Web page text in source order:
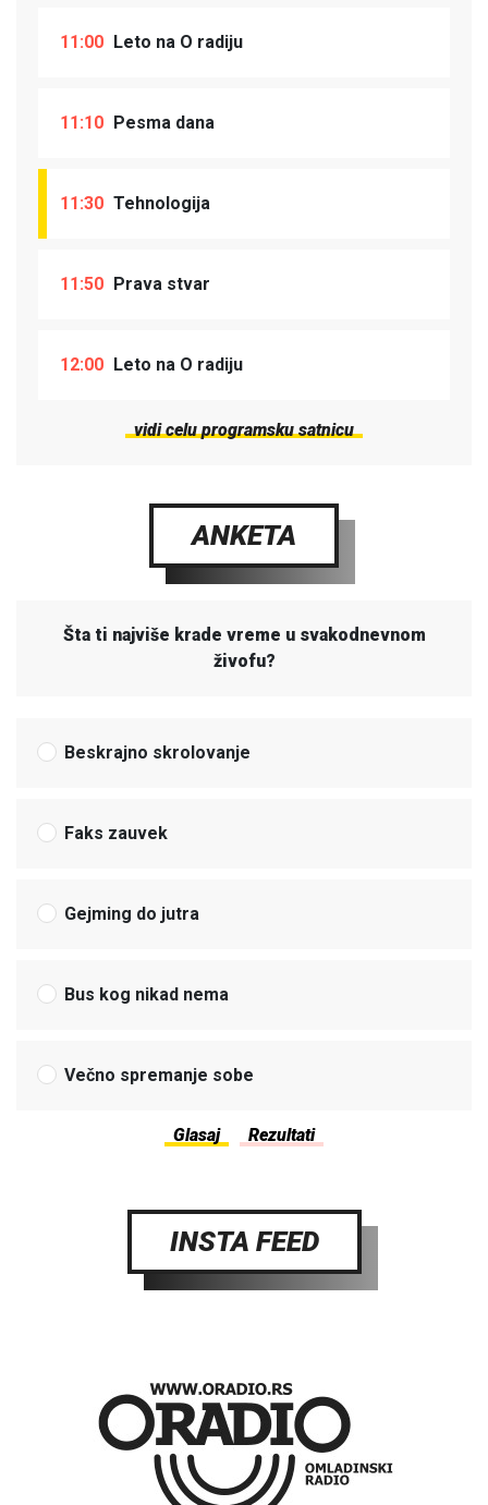
11:00 Leto na O radiju
11:10 Pesma dana
11:30 Tehnologija
11:50 Prava stvar
12:00 Leto na O radiju
vidi celu programsku satnicu
ANKETA
Šta ti najviše krade vreme u svakodnevnom
živofu?
Beskrajno skrolovanje
Faks zauvek
Gejming do jutra
Bus kog nikad nema
Večno spremanje sobe
INSTA FEED